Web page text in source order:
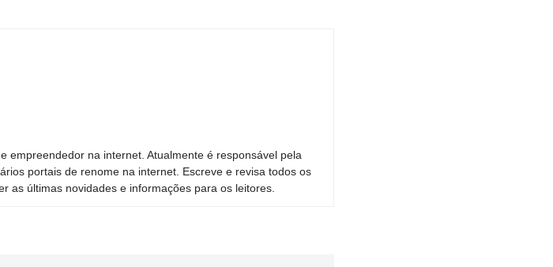
empreendedor na internet. Atualmente é responsável pela
portais de renome na internet. Escreve e revisa todos os
as últimas novidades e informações para os leitores.